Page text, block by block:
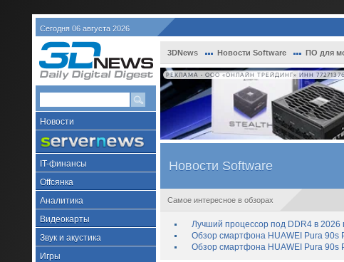
Сегодня 06 августа 2026
Новости
IT-финансы
Offсянка
Аналитика
Видеокарты
Звук и акустика
Игры
3DNews Новости Software ПО для
РЕКЛАМА • ООО «ОНЛАЙН ТРЕЙДИНГ» ИНН
Новости Software
Самое интересное в обзорах
Лучший процессор под DDR4 в 2026
Обзор смартфона HUAWEI Pura 90s
Обзор смартфона HUAWEI Pura 90s